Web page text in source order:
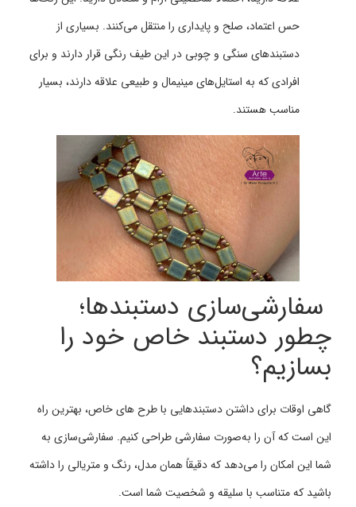
حس اعتماد، صلح و پایداری را منتقل می‌کنند. بسیاری از
دستبندهای سنگی و چوبی در این طیف رنگی قرار دارند و برای
افرادی که به استایل‌های مینیمال و طبیعی علاقه دارند، بسیار
مناسب هستند.
سفارشی‌سازی دستبندها؛
چطور دستبند خاص خود را
بسازیم؟
گاهی اوقات برای داشتن دستبندهایی با طرح ‌های خاص، بهترین راه
این است که آن را به‌صورت سفارشی طراحی کنیم. سفارشی‌سازی به
شما این امکان را می‌دهد که دقیقاً همان مدل، رنگ و متریالی را داشته
باشید که متناسب با سلیقه و شخصیت شما است.